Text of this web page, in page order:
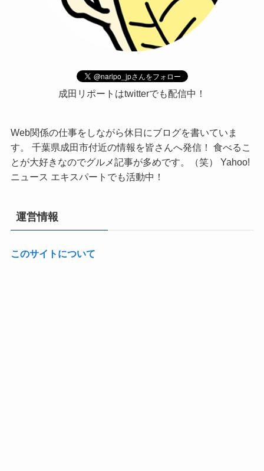
成田リポートはtwitterでも配信中！
Web関係の仕事をしながら休日にブログを書いていま
す。 千葉県成田市付近の情報を皆さんへ発信！ 食べるこ
とが大好きなのでグルメ記事が多めです。（笑） Yahoo!
ニュース エキスパートでも活動中！
運営情報
このサイトについて